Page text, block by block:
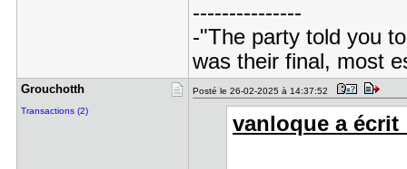
---------------
-"The party told you
was their final, most
Grouchotth
Transactions (2)
Posté le 26-02-2025 à 14:37:52
vanloque a écrit